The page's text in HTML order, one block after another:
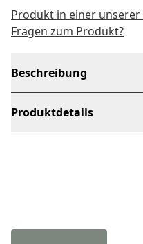
Produkt in einer unserer
Fragen zum Produkt?
Beschreibung
Produktdetails